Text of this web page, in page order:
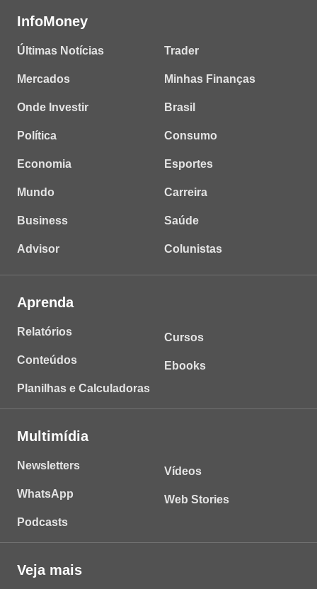
InfoMoney
Últimas Notícias
Mercados
Onde Investir
Política
Economia
Mundo
Business
Advisor
Trader
Minhas Finanças
Brasil
Consumo
Esportes
Carreira
Saúde
Colunistas
Aprenda
Relatórios
Conteúdos
Planilhas e Calculadoras
Cursos
Ebooks
Multimídia
Newsletters
WhatsApp
Podcasts
Vídeos
Web Stories
Veja mais